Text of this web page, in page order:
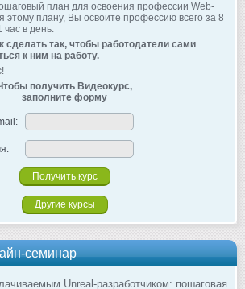
план для освоения профессии Web-
этому плану, Вы освоите профессию всего за 8
час в день.
сделать так, чтобы работодатели сами
к ним на работу.
получить Видеокурс,
заполните форму
Другие курсы
семинар
Unreal-разработчиком: пошаговая